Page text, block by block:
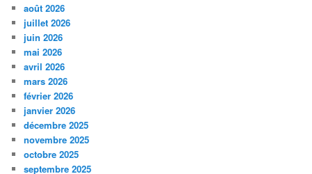
août 2026
juillet 2026
juin 2026
mai 2026
avril 2026
mars 2026
février 2026
janvier 2026
décembre 2025
novembre 2025
octobre 2025
septembre 2025